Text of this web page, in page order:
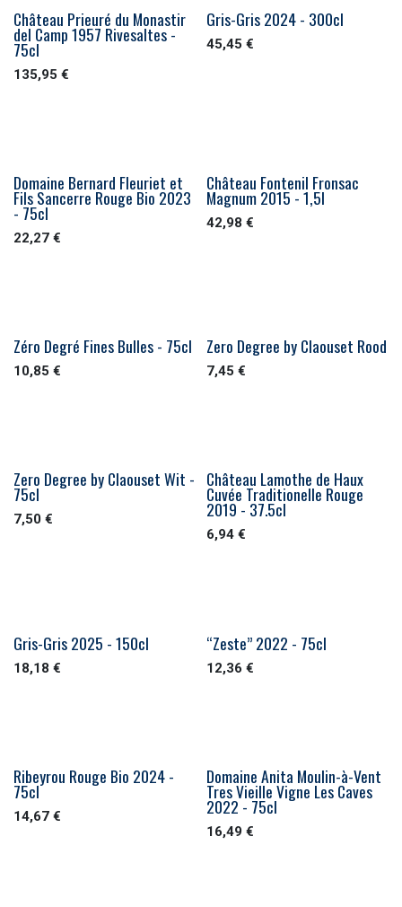
Château Prieuré du Monastir
del Camp 1957 Rivesaltes -
75cl
135,95 €
Gris-Gris 2024 - 300cl
45,45 €
Domaine Bernard Fleuriet et
Fils Sancerre Rouge Bio 2023
- 75cl
22,27 €
Château Fontenil Fronsac
Magnum 2015 - 1,5l
42,98 €
Zéro Degré Fines Bulles - 75cl
10,85 €
Zero Degree by Claouset Rood
7,45 €
Zero Degree by Claouset Wit -
75cl
7,50 €
Château Lamothe de Haux
Cuvée Traditionelle Rouge
2019 - 37.5cl
6,94 €
Gris-Gris 2025 - 150cl
18,18 €
“Zeste” 2022 - 75cl
12,36 €
Ribeyrou Rouge Bio 2024 -
75cl
14,67 €
Domaine Anita Moulin-à-Vent
Tres Vieille Vigne Les Caves
2022 - 75cl
16,49 €